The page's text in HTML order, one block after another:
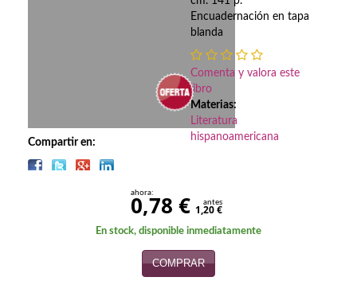
Cómic
Cuentos y relatos
Compartir en:
Encuadernación en tapa
blanda
Comenta y valora este
libro
Materias:
Literatura
hispanoamericana
ahora:
0,78 € antes
1,20 €
En stock, disponible inmediatamente
COMPRAR